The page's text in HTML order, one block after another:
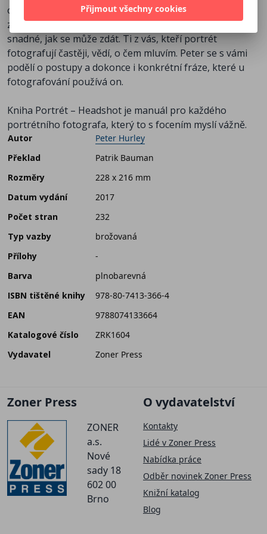
osobnost, zachytit na fotografii je a jejich emoce. A
získat z fotografovaného upřímný výraz není vůbec tak
snadné, jak se může zdát. Ti z vás, kteří portrét
fotografují častěji, vědí, o čem mluvím. Peter se s vámi
podělí o postupy a dokonce i konkrétní fráze, které u
fotografování používá on.
Kniha Portrét – Headshot je manuál pro každého
portrétního fotografa, který to s focením myslí vážně.
Autor
Peter Hurley
Překlad
Patrik Bauman
Rozměry
228 x 216 mm
Datum vydání
2017
Počet stran
232
Typ vazby
brožovaná
Přílohy
-
Barva
plnobarevná
ISBN tištěné knihy
978-80-7413-366-4
EAN
9788074133664
Katalogové číslo
ZRK1604
Vydavatel
Zoner Press
Zoner Press
ZONER
a.s.
Nové
sady 18
602 00
Brno
O vydavatelství
Kontakty
Lidé v Zoner Press
Nabídka práce
Odběr novinek Zoner Press
Knižní katalog
Blog
Přijmout všechny cookies